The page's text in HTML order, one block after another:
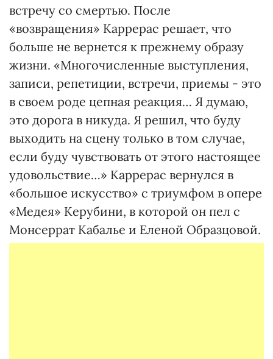
встречу со смертью. После
«возвращения» Каррерас решает, что
больше не вернется к прежнему образу
жизни. «Многочисленные выступления,
записи, репетиции, встречи, приемы - это
в своем роде цепная реакция… Я думаю,
это дорога в никуда. Я решил, что буду
выходить на сцену только в том случае,
если буду чувствовать от этого настоящее
удовольствие…» Каррерас вернулся в
«большое искусство» с триумфом в опере
«Медея» Керубини, в которой он пел с
Монсеррат Кабалье и Еленой Образцовой.